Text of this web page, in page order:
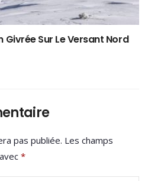
Givrée Sur Le Versant Nord
pas publiée. Les champs
*